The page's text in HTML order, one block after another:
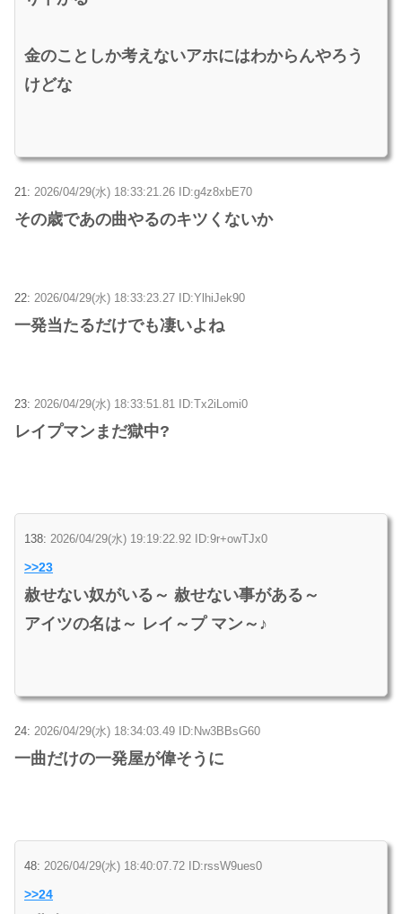
金のことしか考えないアホにはわからんやろう
けどな
21: 2026/04/29(水) 18:33:21.26 ID:g4z8xbE70
その歳であの曲やるのキツくないか
22: 2026/04/29(水) 18:33:23.27 ID:YlhiJek90
一発当たるだけでも凄いよね
23: 2026/04/29(水) 18:33:51.81 ID:Tx2iLomi0
レイプマンまだ獄中?
138: 2026/04/29(水) 19:19:22.92 ID:9r+owTJx0
>>23
赦せない奴がいる～ 赦せない事がある～
アイツの名は～ レイ～プ マン～♪
24: 2026/04/29(水) 18:34:03.49 ID:Nw3BBsG60
一曲だけの一発屋が偉そうに
48: 2026/04/29(水) 18:40:07.72 ID:rssW9ues0
>>24